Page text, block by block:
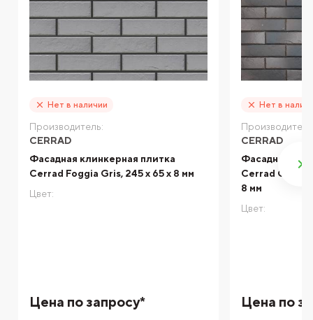
Нет в наличии
Производитель:
CERRAD
Фасадная клинкерная плитка
Cerrad Foggia Gris, 245 x 65 x 8 мм
Цвет:
Цена по запросу*
Нет в
CERRAD
Фасадная
Cerrad Old
8 мм
Цвет:
Цена по